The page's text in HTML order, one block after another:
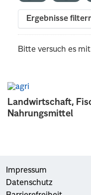
Landwirtschaft,
Nahrungsmittel
Ergebnisse
Bitte versuch es
Impressum
Datenschutz